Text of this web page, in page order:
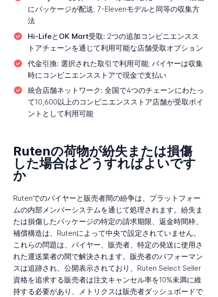
にパッケージが配送; 7-Elevenモデルと同等の収集方
法
Hi-LifeとOK Mart受取: 2つの追加コンビニエンスス
トアチェーンを通じて利用可能な店舗受取オプション
代金引換: 選択された取引で利用可能; バイヤーは収集
時にコンビニエンスストアで現金で支払い
統合店舗ネットワーク: 全国で4つのチェーンにわたっ
て10,600以上のコンビニエンスストア店舗が受取ポイ
ントとして利用可能
Rutenの荷物が紛失または損傷
した場合はどうすればよいです
か
Rutenでのバイヤーと販売者間の紛争は、プラットフォー
ムの内部メンバーシステムを通じて処理されます。紛失ま
たは損傷したパッケージの特定の請求期限、返金時間枠、
補償構造は、Rutenによって中央で設定されていません。
これらの問題は、バイヤー、販売者、特定の発送に使用さ
れた運送業者の間で解決されます。販売者のパフォーマン
スは追跡され、公開表示されており、Ruten Select Seller
資格を追求する販売者は注文キャンセル率を10%未満に維
持する必要があり、メトリクスは販売者ダッシュボードで